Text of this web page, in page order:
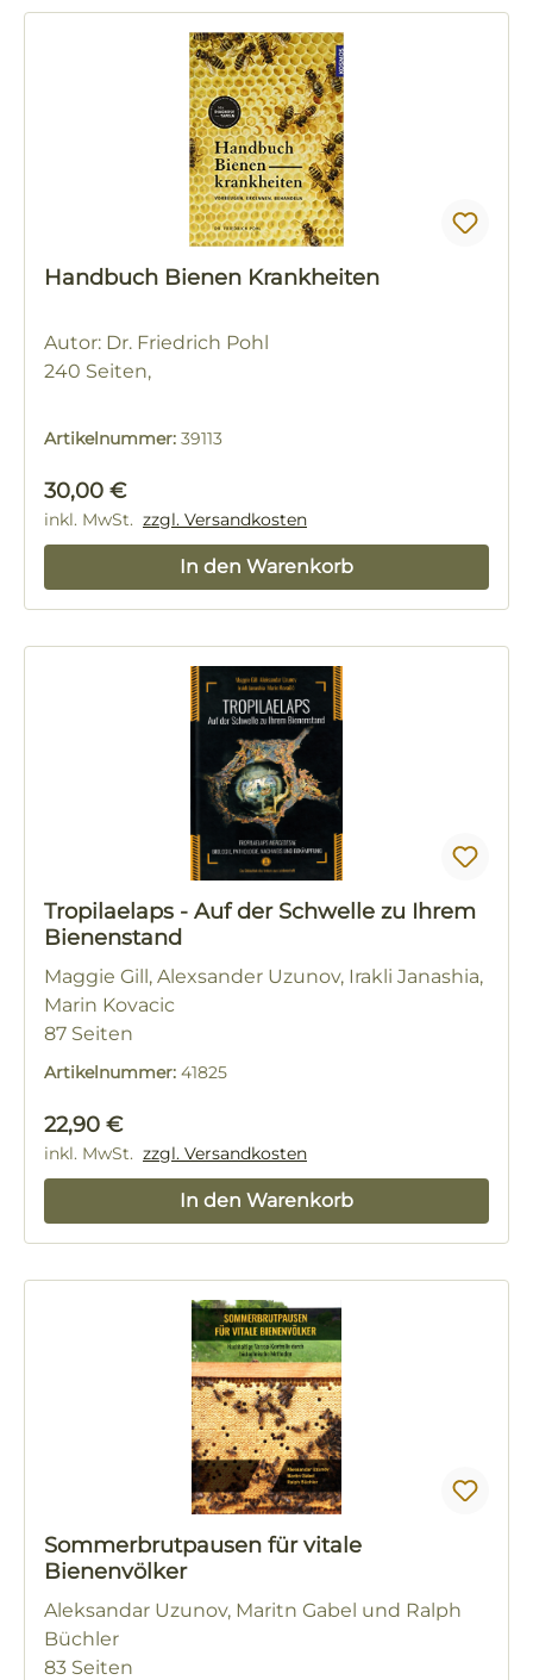
Handbuch Bienen Krankheiten
Autor: Dr. Friedrich Pohl
240 Seiten,
Artikelnummer: 39113
Regulärer Preis:
30,00 €
inkl. MwSt. zzgl. Versandkosten
In den Warenkorb
Tropilaelaps - Auf der Schwelle zu Ihrem
Bienenstand
Maggie Gill, Alexsander Uzunov, Irakli Janashia,
Marin Kovacic
87 Seiten
Artikelnummer: 41825
Regulärer Preis:
22,90 €
inkl. MwSt. zzgl. Versandkosten
In den Warenkorb
Sommerbrutpausen für vitale
Bienenvölker
Aleksandar Uzunov, Maritn Gabel und Ralph
Büchler
83 Seiten